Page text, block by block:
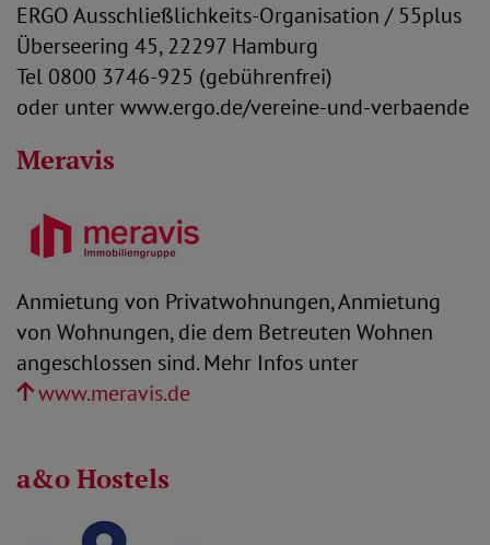
ERGO Ausschließlichkeits-Organisation / 55plus
Überseering 45, 22297 Hamburg
Tel 0800 3746-925 (gebührenfrei)
oder unter www.ergo.de/vereine-und-verbaende
Meravis
Anmietung von Privatwohnungen, Anmietung
von Wohnungen, die dem Betreuten Wohnen
angeschlossen sind. Mehr Infos unter
www.meravis.de
a&o Hostels